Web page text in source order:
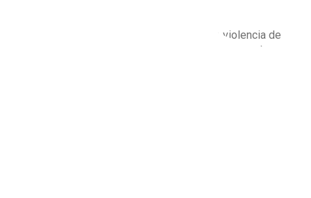
Estas cifras confirman que los tipos de violencia de
género son hechos recurrentes en la comunidad